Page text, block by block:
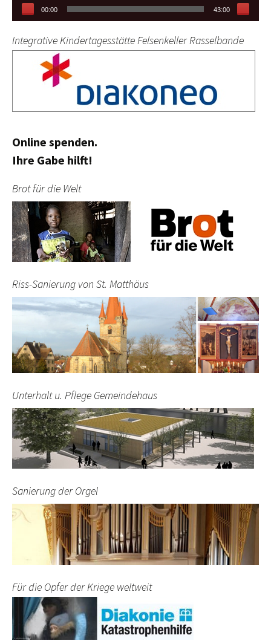
00:00 43:00
Integrative Kindertagesstätte Felsenkeller Rasselbande
Online spenden.
Ihre Gabe hilft!
Brot für die Welt
Riss-Sanierung von St. Matthäus
Unterhalt u. Pflege Gemeindehaus
Sanierung der Orgel
Für die Opfer der Kriege weltweit